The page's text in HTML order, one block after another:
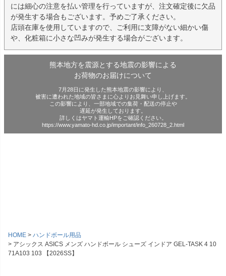
には細心の注意を払い管理を行っていますが、注文確定後に欠品
が発生する場合もございます。予めご了承ください。
店頭在庫を使用していますので、ご利用に支障がない細かい傷
や、化粧箱に小さな凹みが発生する場合がございます。
熊本地方を震源とする地震の影響による
お荷物のお届けについて
7月28日に発生した熊本地震の影響により、
被害に遭われた地域の皆さまに心よりお見舞い申し上げます。
この影響により、一部地域での集荷・配送の停止や
遅延が発生しております。
詳しくはヤマト運輸HPをご確認ください。
https://www.yamato-hd.co.jp/important/info_260728_2.html
HOME
ハンドボール用品
アシックス ASICS メンズ ハンドボール シューズ インドア GEL-TASK 4 10
71A103 103 【2026SS】